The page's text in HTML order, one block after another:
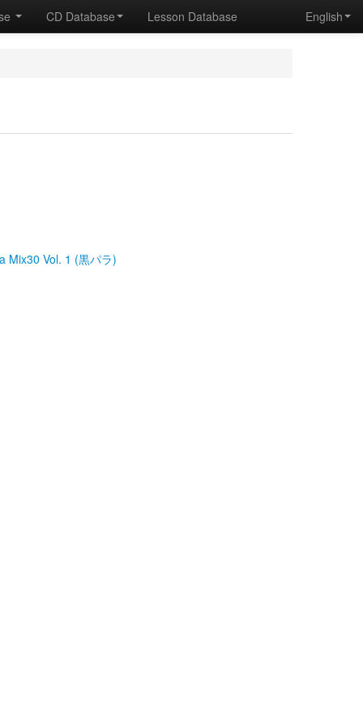
CD Database Lesson Database English
Mix30 Vol. 1 (黒パラ)